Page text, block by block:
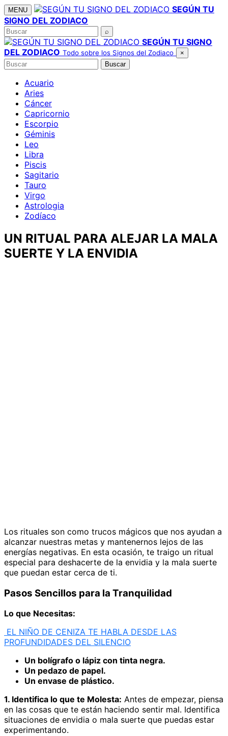
Saltar
al
contenido
MENU
SEGÚN TU
SIGNO DEL ZODIACO
Buscar
⌕
SEGÚN TU SIGNO
DEL ZODIACO Todo sobre los Signos del Zodiaco ×
Buscar Buscar
Acuario
Aries
Cáncer
Capricornio
Escorpio
Géminis
Leo
Libra
Piscis
Sagitario
Tauro
Virgo
Astrologia
Zodíaco
UN RITUAL PARA ALEJAR LA MALA
SUERTE Y LA ENVIDIA
Los rituales son como trucos mágicos que nos ayudan a
alcanzar nuestras metas y mantenernos lejos de las
energías negativas. En esta ocasión, te traigo un ritual
especial para deshacerte de la envidia y la mala suerte
que puedan estar cerca de ti.
Pasos Sencillos para la Tranquilidad
Lo que Necesitas:
EL NIÑO DE CENIZA TE HABLA DESDE LAS
PROFUNDIDADES DEL SILENCIO
Un bolígrafo o lápiz con tinta negra.
Un pedazo de papel.
Un envase de plástico.
1. Identifica lo que te Molesta: Antes de empezar, piensa
en las cosas que te están haciendo sentir mal. Identifica
situaciones de envidia o mala suerte que puedas estar
experimentando.